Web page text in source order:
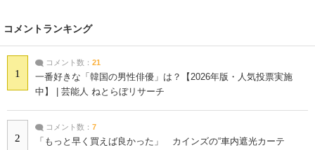
コメントランキング
1
コメント数： 21
一番好きな「韓国の男性俳優」は？【2026年版・人気投票実施
中】 | 芸能人 ねとらぼリサーチ
2
コメント数： 7
「もっと早く買えば良かった」 カインズの“車内遮光カーテ